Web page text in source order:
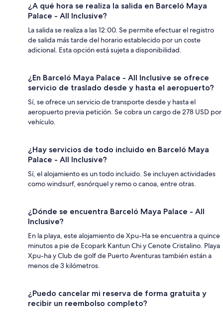
¿A qué hora se realiza la salida en Barceló Maya
Palace - All Inclusive?
La salida se realiza a las 12:00. Se permite efectuar el registro
de salida más tarde del horario establecido por un coste
adicional. Esta opción está sujeta a disponibilidad.
¿En Barceló Maya Palace - All Inclusive se ofrece
servicio de traslado desde y hasta el aeropuerto?
Sí, se ofrece un servicio de transporte desde y hasta el
aeropuerto previa petición. Se cobra un cargo de 278 USD por
vehículo.
¿Hay servicios de todo incluido en Barceló Maya
Palace - All Inclusive?
Sí, el alojamiento es un todo incluido. Se incluyen actividades
como windsurf, esnórquel y remo o canoa, entre otras.
¿Dónde se encuentra Barceló Maya Palace - All
Inclusive?
En la playa, este alojamiento de Xpu-Ha se encuentra a quince
minutos a pie de Ecopark Kantun Chi y Cenote Cristalino. Playa
Xpu-ha y Club de golf de Puerto Aventuras también están a
menos de 3 kilómetros.
¿Puedo cancelar mi reserva de forma gratuita y
recibir un reembolso completo?